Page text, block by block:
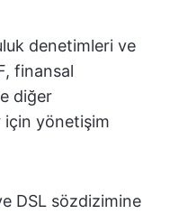
denetimleri ve
finansal
diğer
için yönetişim
DSL sözdizimine